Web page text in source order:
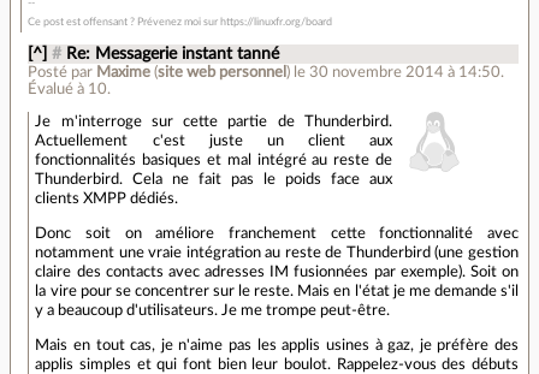
Ce post est offensant ? Prévenez moi sur https://linuxfr.org/board
[^] # Re: Messagerie instant tanné
Posté par Maxime (site web personnel ) le 30 novembre 2014 à 14:50.
Évalué à 10.
Je m'interroge sur cette partie de Thunderbird.
Actuellement c'est juste un client aux
fonctionnalités basiques et mal intégré au reste de
Thunderbird. Cela ne fait pas le poids face aux
clients XMPP dédiés.
Donc soit on améliore franchement cette fonctionnalité avec
notamment une vraie intégration au reste de Thunderbird (une gestion
claire des contacts avec adresses IM fusionnées par exemple). Soit on
la vire pour se concentrer sur le reste. Mais en l'état je me demande s'il
y a beaucoup d'utilisateurs. Je me trompe peut-être.
Mais en tout cas, je n'aime pas les applis usines à gaz, je préfère des
applis simples et qui font bien leur boulot. Rappelez-vous des débuts